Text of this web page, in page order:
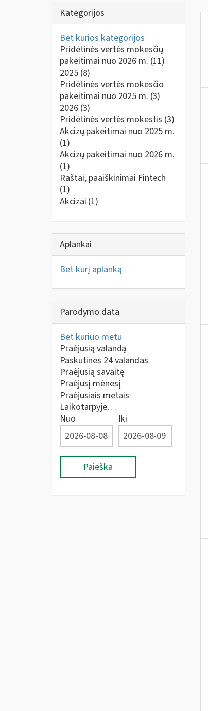
Kategorijos
Bet kurios kategorijos
Pridėtinės vertės mokesčių
pakeitimai nuo 2026 m. (11)
2025 (8)
Pridėtinės vertės mokesčio
pakeitimai nuo 2025 m. (3)
2026 (3)
Pridėtinės vertės mokestis (3)
Akcizų pakeitimai nuo 2025 m.
(1)
Akcizų pakeitimai nuo 2026 m.
(1)
Raštai, paaiškinimai Fintech
(1)
Akcizai (1)
Aplankai
Bet kurį aplanką
Parodymo data
Bet kuriuo metu
Praėjusią valandą
Paskutines 24 valandas
Praėjusią savaitę
Praėjusį mėnesį
Praėjusiais metais
Laikotarpyje…
Nuo
Iki
Paieška